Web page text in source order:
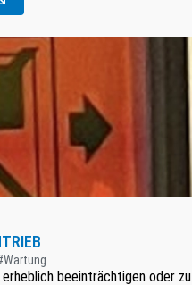
beeinträchtigen oder zu